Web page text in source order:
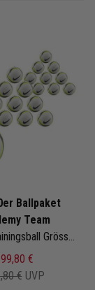
Ballpaket
Team
€
€ UVP